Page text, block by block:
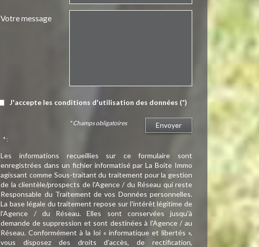
Votre message
J'accepte les conditions d'utilisation des données (*)
Envoyer
* Champs obligatoires
* :
Les informations recueillies sur ce formulaire sont
enregistrées dans un fichier informatisé par La Boite Immo
agissant comme Sous-traitant du traitement pour la gestion
de la clientèle/prospects de l'Agence / du Réseau qui reste
Responsable du Traitement de vos Données personnelles.
La base légale du traitement repose sur l'intérêt légitime de
l'Agence / du Réseau. Elles sont conservées jusqu'à
demande de suppression et sont destinées à l'Agence / au
Réseau. Conformément à la loi « informatique et libertés »,
vous disposez des droits d’accès, de rectification,